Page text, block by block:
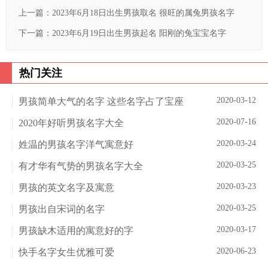
上一篇： 2023年6月18日出生男孩取名 很旺的属兔男孩名字
下一篇： 2023年6月19日出生男孩起名 阳刚的兔宝宝名字
热门关注
2020-03-12
男孩简单大气的名字 这些名字占了宝座
2020-07-16
2020年好听男孩名字大全
2020-03-24
姓温的男孩名字洋气寓意好
2020-03-25
有才华有气势的男孩名字大全
2020-03-23
男孩的英文名字及寓意
2020-03-25
男孩出自宋词的名字
2020-03-17
男孩缺木适用的寓意好的字
2020-06-23
快手名字女生优雅可爱